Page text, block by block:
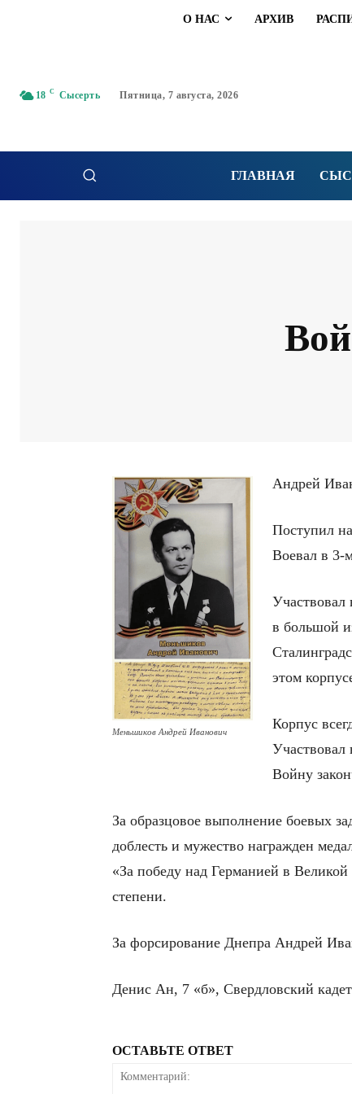
О НАС АРХИВ
18 C Сысерть Пятница, 7 августа, 2026
ГЛАВНАЯ
Меньшиков Андрей Иванович
Андрей
Поступил
Воевал в 3-
Участвовал
в большой
этом
Корпус
Участвовал
Войну
За образцовое выполнение боевых
доблесть и мужество награжден
«За победу над Германией в
степени.
За форсирование Днепра Андрей
Денис Ан, 7 «б», Свердловский
ОСТАВЬТЕ ОТВЕТ